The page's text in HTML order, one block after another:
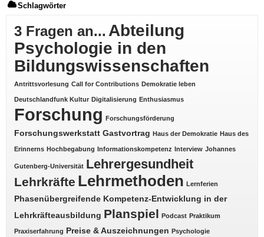
Schlagwörter
3 Fragen an... Abteilung
Psychologie in den
Bildungswissenschaften
Antrittsvorlesung Call for Contributions Demokratie leben
Deutschlandfunk Kultur Digitalisierung Enthusiasmus
Forschung Forschungsförderung
Forschungswerkstatt Gastvortrag Haus der Demokratie Haus des
Erinnerns Hochbegabung Informationskompetenz Interview Johannes
Gutenberg-Universität Lehrergesundheit
Lehrkräfte Lehrmethoden Lernferien
Phasenübergreifende Kompetenz-Entwicklung in der
Lehrkräfteausbildung Planspiel Podcast Praktikum
Praxiserfahrung Preise & Auszeichnungen Psychologie